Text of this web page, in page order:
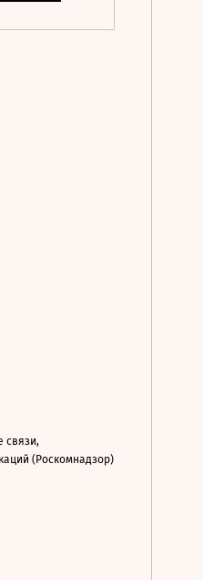
связи,
(Роскомнадзор)